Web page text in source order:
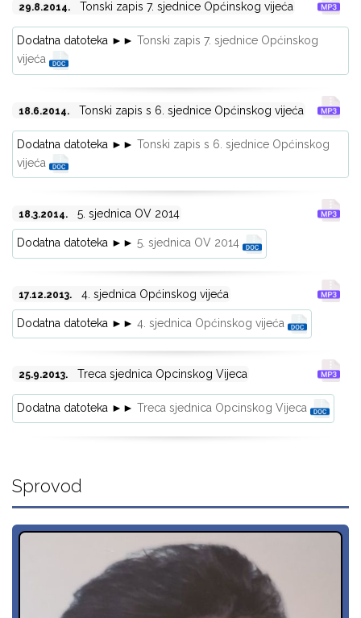
29.8.2014. Tonski zapis 7. sjednice Općinskog vijeća
Dodatna datoteka ►► Tonski zapis 7. sjednice Općinskog
vijeća
18.6.2014. Tonski zapis s 6. sjednice Općinskog vijeća
Dodatna datoteka ►► Tonski zapis s 6. sjednice Općinskog
vijeća
18.3.2014. 5. sjednica OV 2014
Dodatna datoteka ►► 5. sjednica OV 2014
17.12.2013. 4. sjednica Općinskog vijeća
Dodatna datoteka ►► 4. sjednica Općinskog vijeća
25.9.2013. Treca sjednica Opcinskog Vijeca
Dodatna datoteka ►► Treca sjednica Opcinskog Vijeca
Sprovod